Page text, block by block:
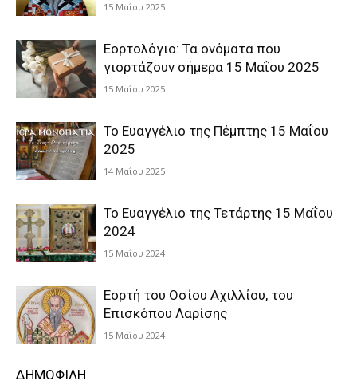
15 Μαΐου 2025
Εορτολόγιο: Τα ονόματα που
γιορτάζουν σήμερα 15 Μαΐου 2025
15 Μαΐου 2025
Το Ευαγγέλιο της Πέμπτης 15 Μαΐου
2025
14 Μαΐου 2025
Το Ευαγγέλιο της Τετάρτης 15 Μαΐου
2024
15 Μαΐου 2024
Εορτή του Οσίου Αχιλλίου, του
Επισκόπου Λαρίσης
15 Μαΐου 2024
ΔΗΜΟΦΙΛΗ